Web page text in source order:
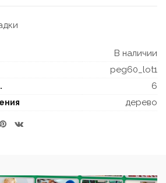
В наличии
peg60_lot1
6
дерево